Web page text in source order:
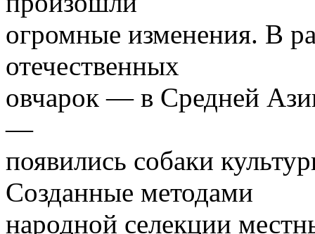
огромные изменения. В
отечественных
овчарок — в Средней
—
появились собаки
Созданные методами
народной селекции